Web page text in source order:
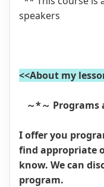
speakers
<<About my
～*～
I offer you
find appropriate
know. We can
program.